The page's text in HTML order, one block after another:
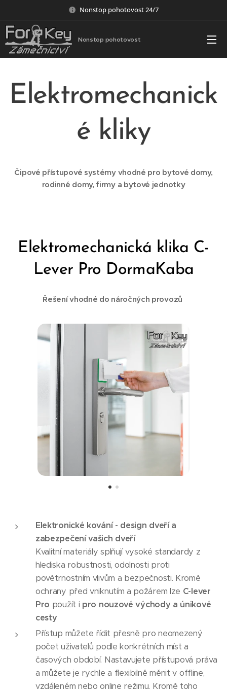
Nonstop pohotovost 24/7
Nonstop pohotovost
Elektromechanick
é kliky
Čipové přístupové systémy vhodné pro bytové domy,
rodinné domy, firmy a bytové jednotky
Elektromechanická klika C-
Lever Pro DormaKaba
Řešení vhodné do náročných provozů
Elektronické kování - design dveří a
zabezpečení vašich dveří
Kvalitní materiály splňují vysoké standardy z
hlediska robustnosti, odolnosti proti
povětrnostním vlivům a bezpečnosti. Kromě
ochrany před vniknutím a požárem lze C-lever
Pro použít i pro nouzové východy a únikové
cesty
Přístup můžete řídit přesně pro neomezený
počet uživatelů podle konkrétních míst a
časových období. Nastavujete přístupová práva
a můžete je rychle a flexibilně měnit v offline,
vzdáleném nebo online režimu. Kromě toho